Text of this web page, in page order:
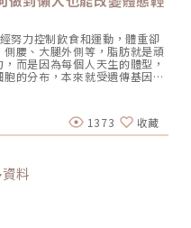
」的她，時而是氣場全開的皮
少工作時間的媽媽。「美麗，
時會舉辦各種聚會，或是花藝
TIME。對於未來，除了秉持初
息的空間；專注於洞察客戶的
形冠軍，不少董娘們的心態是
樣發掘他們「內心OS」，都
診所 / 芯漾醫學美容中心 楊心
是奧黛莉˙赫本」，未來的科技
老去，做獨一無二的自己，這
膚科提供❤️ 想了解更多關於芯
代表性特徵之一，但也有一部
生就有淚溝凹陷的困擾。下方
性因素有哪些吧！▌淚溝凹陷
的影響，有些人天生眼下脂肪
眼下區域比較扁平、凹陷，就
後天性」原因主要是受到後天
眼眶骨下緣的骨架和深層組織
顯老態。此外，現代人的不良
如：吸菸、愛揉眼睛、用眼過
謂的「韌帶型淚溝凹陷」，
」或「韌帶過度拉扯」而形
努力控制飲食和運動，體重卻
腰、大腿外側等，脂肪就是頑
而是因為每個人天生的體型，
的分布，本來就受遺傳基因影
些人怎麼吃都瘦，有些人則總
或體態管理需求的族群，更輕
減重門診，不僅由專業家醫科
息、飲食習慣給予全方位評
地改善難瘦部位，包含冷凍減
進一步。但是什麼時候會需要
治療又該如何選擇呢？現在就
1373 收藏
料